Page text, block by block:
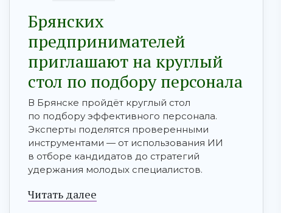
Брянских
предпринимателей
приглашают на круглый
стол по подбору персонала
В Брянске пройдёт круглый стол
по подбору эффективного персонала.
Эксперты поделятся проверенными
инструментами — от использования ИИ
в отборе кандидатов до стратегий
удержания молодых специалистов.
Читать далее